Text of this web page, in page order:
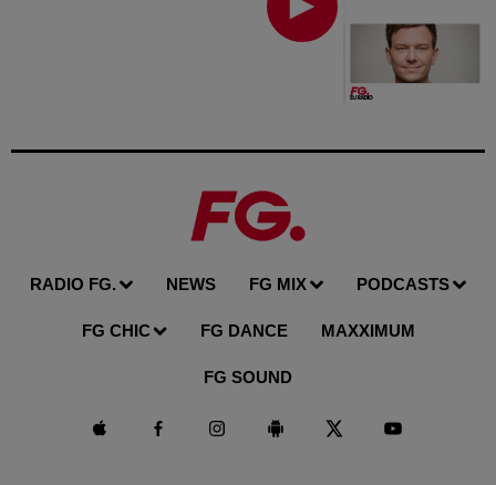
RADIO FG. NEWS FG MIX PODCASTS
FG CHIC FG DANCE MAXXIMUM
FG SOUND